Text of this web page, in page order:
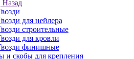
Назад
для нейлера
строительные
для кровли
финишные
и скобы для крепления